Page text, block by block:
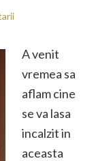
A venit
vremea sa
aflam cine
se va lasa
incalzit in
aceasta